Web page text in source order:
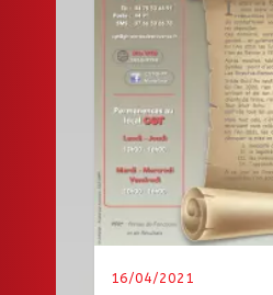
16/04/2021